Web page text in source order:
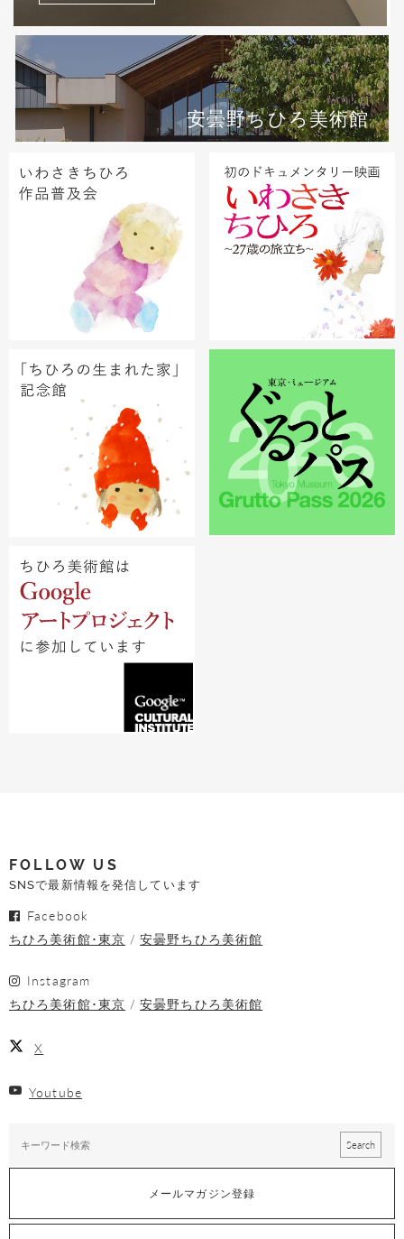
安曇野ちひろ美術館
FOLLOW US
SNSで最新情報を発信しています
Facebook
ちひろ美術館･東京
安曇野ちひろ美術館
Instagram
ちひろ美術館･東京
安曇野ちひろ美術館
X
Youtube
メールマガジン登録